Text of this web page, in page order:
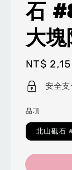
石
大
Regular
price
NT$
安全
品項
北山砥石